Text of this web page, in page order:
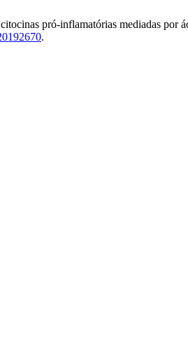
pró-inflamatórias mediadas por
.